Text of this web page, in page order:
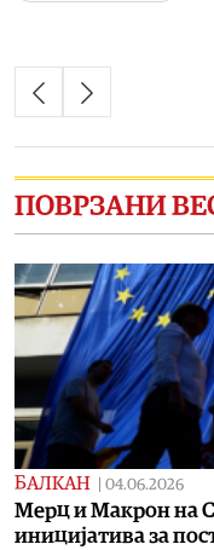
ПОВРЗАНИ
БАЛКАН 04.06.2026
Мерц и Макрон на
иницијатива за